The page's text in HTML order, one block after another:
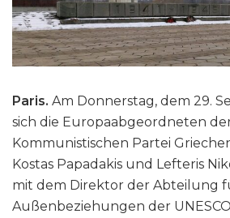
Paris. Am Donnerstag, dem 29.
sich die Europaabgeordneten
Kommunistischen Partei
Kostas Papadakis und Lefteris
mit dem Direktor der Abteilung
Außenbeziehungen der